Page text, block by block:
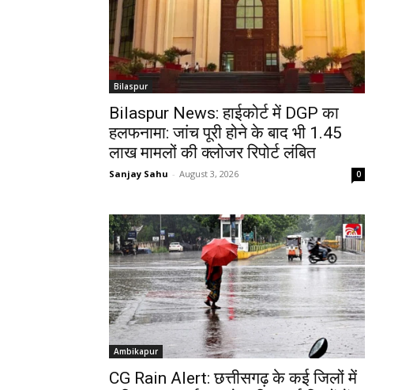
Bilaspur
Bilaspur News: हाईकोर्ट में DGP का
हलफनामा: जांच पूरी होने के बाद भी 1.45
लाख मामलों की क्लोजर रिपोर्ट लंबित
Sanjay Sahu - August 3, 2026 0
Ambikapur
CG Rain Alert: छत्तीसगढ़ के कई जिलों में